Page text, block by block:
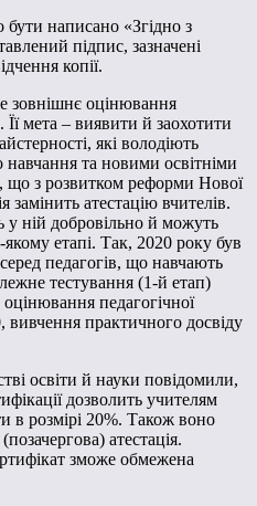
написано «Згідно з
підпис, зазначені
копії.
зовнішнє оцінювання
мета – виявити й заохотити
які володіють
та новими освітніми
що з розвитком реформи Нової
замінить атестацію вчителів.
ній добровільно й можуть
якому етапі. Так, 2020 року був
педагогів, що навчають
тестування (1-й етап)
педагогічної
вивчення практичного досвіду
освіти й науки повідомили,
дозволить учителям
в розмірі 20%. Також воно
атестація.
зможе обмежена